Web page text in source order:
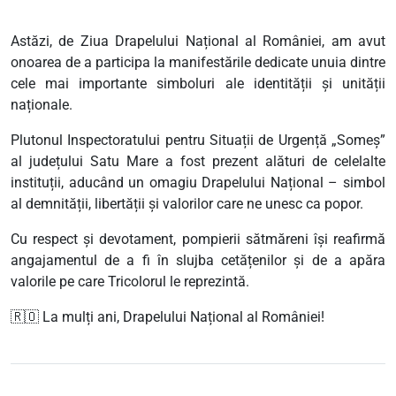
Astăzi, de Ziua Drapelului Național al României, am avut
onoarea de a participa la manifestările dedicate unuia dintre
cele mai importante simboluri ale identității și unității
naționale.
Plutonul Inspectoratului pentru Situații de Urgență „Someș”
al județului Satu Mare a fost prezent alături de celelalte
instituții, aducând un omagiu Drapelului Național – simbol
al demnității, libertății și valorilor care ne unesc ca popor.
Cu respect și devotament, pompierii sătmăreni își reafirmă
angajamentul de a fi în slujba cetățenilor și de a apăra
valorile pe care Tricolorul le reprezintă.
🇷🇴 La mulți ani, Drapelului Național al României!